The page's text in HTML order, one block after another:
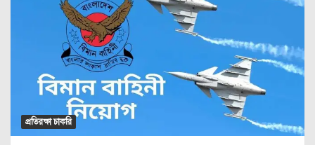
প্রতিরক্ষা চাকরি